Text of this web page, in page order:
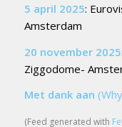
5 april 2025:
Amsterdam
20 november 2025
Ziggodome-
Met dank aan
(Feed generated with